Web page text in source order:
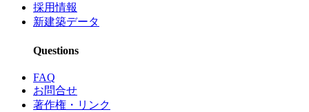
採用情報
新建築データ
Questions
FAQ
お問合せ
著作権・リンク